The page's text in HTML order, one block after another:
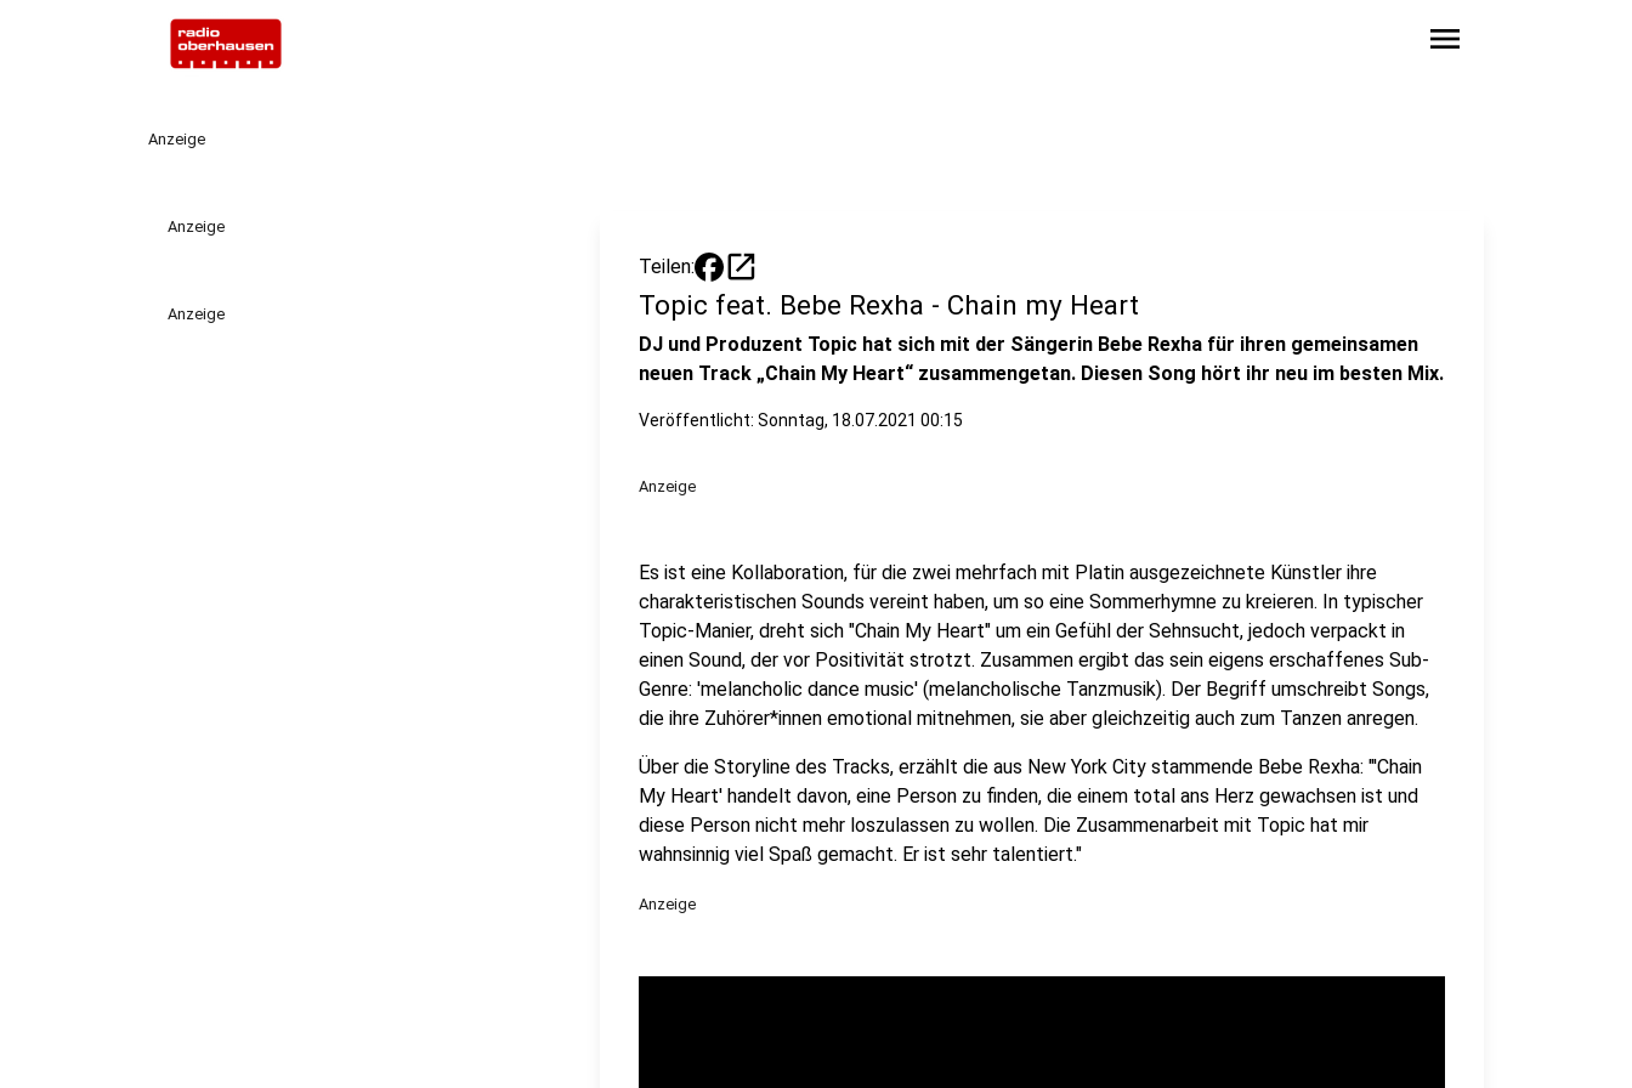
menu
Anzeige
Anzeige
Anzeige
Teilen: open_in_new
Topic feat. Bebe Rexha - Chain my Heart
DJ und Produzent Topic hat sich mit der Sängerin Bebe Rexha für ihren gemeinsamen
neuen Track „Chain My Heart“ zusammengetan. Diesen Song hört ihr neu im besten Mix.
Veröffentlicht: Sonntag, 18.07.2021 00:15
Anzeige
Es ist eine Kollaboration, für die zwei mehrfach mit Platin ausgezeichnete Künstler ihre
charakteristischen Sounds vereint haben, um so eine Sommerhymne zu kreieren. In typischer
Topic-Manier, dreht sich "Chain My Heart" um ein Gefühl der Sehnsucht, jedoch verpackt in
einen Sound, der vor Positivität strotzt. Zusammen ergibt das sein eigens erschaffenes Sub-
Genre: 'melancholic dance music' (melancholische Tanzmusik). Der Begriff umschreibt Songs,
die ihre Zuhörer*innen emotional mitnehmen, sie aber gleichzeitig auch zum Tanzen anregen.
Über die Storyline des Tracks, erzählt die aus New York City stammende Bebe Rexha: "'Chain
My Heart' handelt davon, eine Person zu finden, die einem total ans Herz gewachsen ist und
diese Person nicht mehr loszulassen zu wollen. Die Zusammenarbeit mit Topic hat mir
wahnsinnig viel Spaß gemacht. Er ist sehr talentiert."
Anzeige